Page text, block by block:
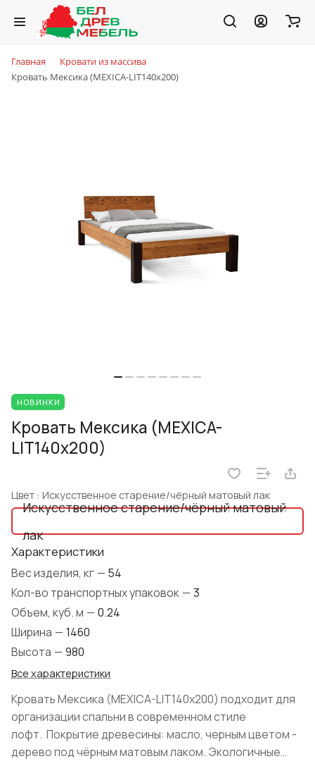
Главная
Кровати из массива
Кровать Мексика (MEXICA-LIT140х200)
НОВИНКИ
Кровать Мексика (MEXICA-
LIT140х200)
Цвет : Искусственное старение/чёрный матовый лак
Искусственное старение/чёрный матовый
лак
Характеристики
Вес изделия, кг — 54
Кол-во транспортных упаковок — 3
Объем, куб. м — 0.24
Ширина — 1460
Высота — 980
Все характеристики
Кровать Мексика (MEXICA-LIT140х200) подходит для
организации спальни в современном стиле
лофт. Покрытие древесины: масло, черным цветом -
дерево под чёрным матовым лаком. Экологичные